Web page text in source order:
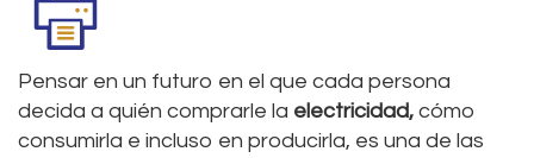
Pensar en un futuro en el que cada persona
decida a quién comprarle la electricidad, cómo
consumirla e incluso en producirla, es una de las